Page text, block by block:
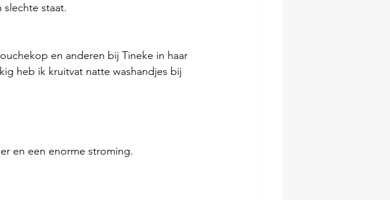
staat.
en anderen bij Tineke in haar
heb ik kruitvat natte washandjes bij
en een enorme stroming.